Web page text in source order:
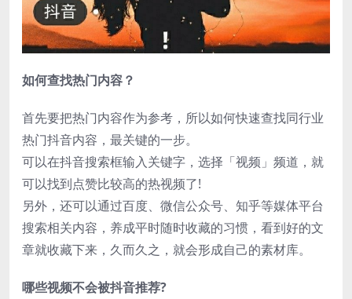
如何查找热门内容？
首先要把热门内容作为参考，所以如何快速查找同行业
热门抖音内容，最关键的一步。
可以在抖音搜索框输入关键字，选择「视频」频道，就
可以找到点赞比较高的热视频了!
另外，还可以通过百度、微信公众号、知乎等媒体平台
搜索相关内容，养成平时随时收藏的习惯，看到好的文
章就收藏下来，久而久之，就会形成自己的素材库。
哪些视频不会被抖音推荐?